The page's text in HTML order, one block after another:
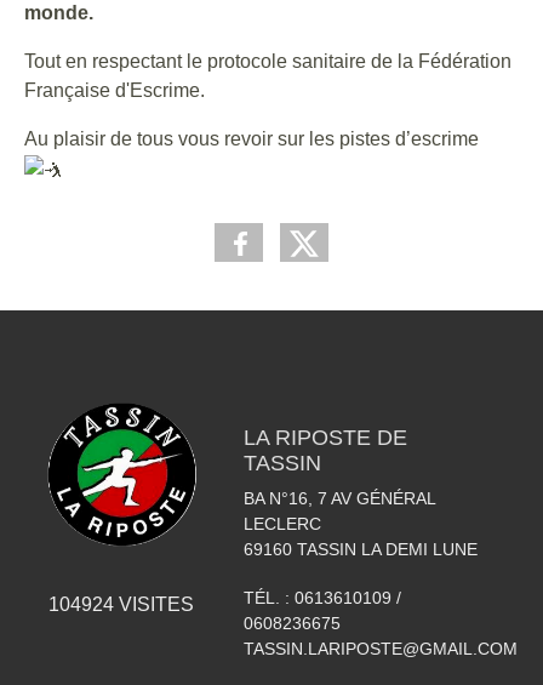
monde.
Tout en respectant le protocole sanitaire de la Fédération
Française d'Escrime.
Au plaisir de tous vous revoir sur les pistes d’escrime
104924 VISITES
LA RIPOSTE DE
TASSIN
BA N°16, 7 AV GÉNÉRAL
LECLERC
69160 TASSIN LA DEMI LUNE
TÉL. : 0613610109 /
0608236675
TASSIN.LARIPOSTE@GMAIL.COM